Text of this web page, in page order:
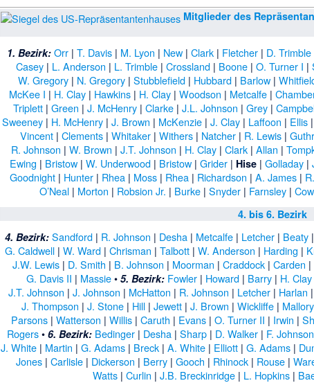
Mitglieder des
1. Bezirk: Orr |T. Davis | M. Lyon | New |Clark | Fletcher | D. Trimble
Casey| L. Anderson | L. Trimble| Crossland| Boone| O. Turner I |
W. Gregory| N. Gregory| Stubblefield| Hubbard| Barlow|
McKee I | H. Clay| Hawkins| H. Clay| Woodson | Metcalfe|
Triplett| Green | J. McHenry| Clarke| J.L. Johnson | Grey|
Sweeney| H. McHenry| J. Brown | McKenzie| J. Clay| Laffoon | Ellis|
Vincent| Clements| Whitaker| Withers| Natcher| R. Lewis|
R. Johnson |W. Brown |J.T. Johnson | H. Clay |Clark |Allan |
Ewing | Bristow |W. Underwood | Bristow |Grider | Hise |Golladay |
Goodnight| Hunter| Rhea| Moss| Rhea| Richardson | A. James|
O’Neal| Morton | Robsion Jr. | Burke| Snyder| Farnsley|
4. bis 6. Bezirk
4. Bezirk: Sandford | R. Johnson | Desha | Metcalfe | Letcher | Beaty
G. Caldwell| W. Ward| Chrisman | Talbott| W. Anderson | Harding |
J.W. Lewis| D. Smith | B. Johnson | Moorman | Craddock| Carden |
G. Davis II | Massie•5. Bezirk: Fowler | Howard | Barry | H. Clay
J.T. Johnson | J. Johnson | McHatton | R. Johnson | Letcher| Harlan |
J. Thompson |J. Stone | Hill |Jewett |J. Brown |Wickliffe | Mallory
Parsons| Watterson | Willis| Caruth | Evans| O. Turner II | Irwin |
Rogers•6. Bezirk: Bedinger | Desha |Sharp | D. Walker | F. Johnson
J. White| Martin | G. Adams| Breck| A. White| Elliott| G. Adams|
Jones |Carlisle | Dickerson | Berry |Gooch | Rhinock | Rouse |
Watts| Curlin | J.B. Breckinridge| L. Hopkins|